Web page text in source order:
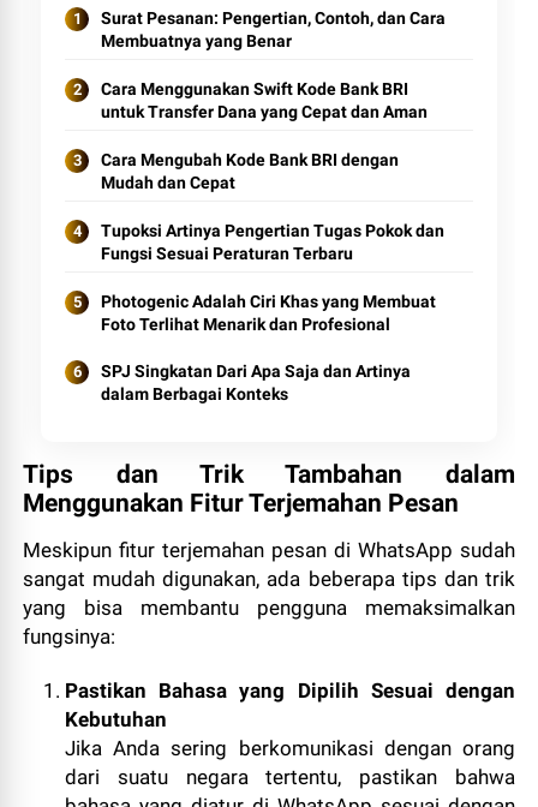
Surat Pesanan: Pengertian, Contoh, dan Cara
Membuatnya yang Benar
Cara Menggunakan Swift Kode Bank BRI
untuk Transfer Dana yang Cepat dan Aman
Cara Mengubah Kode Bank BRI dengan
Mudah dan Cepat
Tupoksi Artinya Pengertian Tugas Pokok dan
Fungsi Sesuai Peraturan Terbaru
Photogenic Adalah Ciri Khas yang Membuat
Foto Terlihat Menarik dan Profesional
SPJ Singkatan Dari Apa Saja dan Artinya
dalam Berbagai Konteks
Tips dan Trik Tambahan dalam
Menggunakan Fitur Terjemahan Pesan
Meskipun fitur terjemahan pesan di WhatsApp sudah
sangat mudah digunakan, ada beberapa tips dan trik
yang bisa membantu pengguna memaksimalkan
fungsinya:
Pastikan Bahasa yang Dipilih Sesuai dengan
Kebutuhan
Jika Anda sering berkomunikasi dengan orang
dari suatu negara tertentu, pastikan bahwa